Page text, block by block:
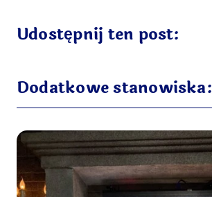
Udostępnij ten post:
Dodatkowe stanowiska: